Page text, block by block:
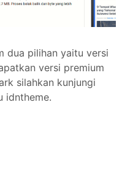
dua pilihan yaitu versi
versi premium
silahkan kunjungi
idntheme.